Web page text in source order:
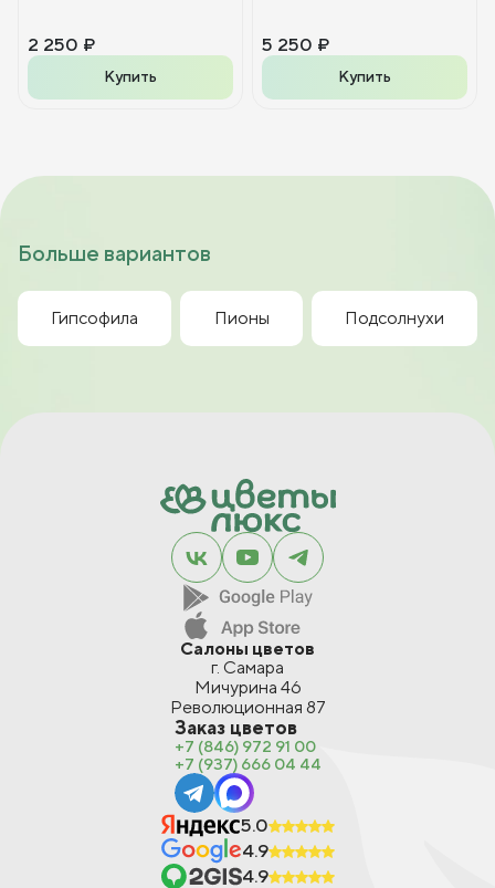
2 250 ₽
Купить
5 250 ₽
Купить
Больше вариантов
Гипсофила Пионы Подсолнухи
Салоны цветов
г. Самара
Мичурина 46
Революционная 87
Заказ цветов
+7 (846) 972 91 00
+7 (937) 666 04 44
5.0
4.9
4.9